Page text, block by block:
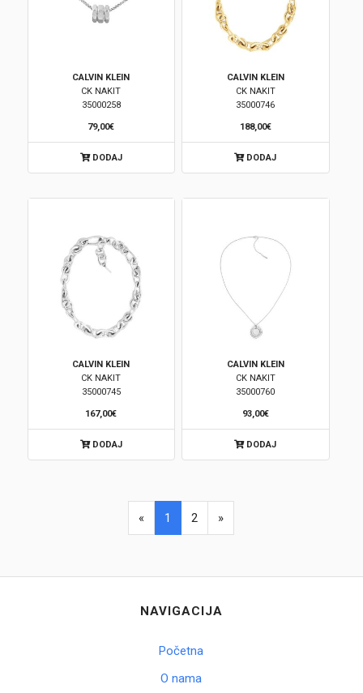
CALVIN KLEIN
CK NAKIT
35000258
79,00€
DODAJ
CALVIN KLEIN
CK NAKIT
35000746
188,00€
DODAJ
CALVIN KLEIN
CK NAKIT
35000745
167,00€
DODAJ
CALVIN KLEIN
CK NAKIT
35000760
93,00€
DODAJ
« 1 2 »
NAVIGACIJA
Početna
O nama